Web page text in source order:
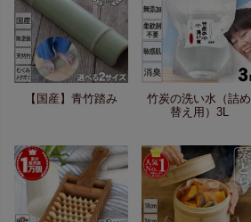
【国産】青竹踏み
竹炭の洗い水（詰め
替え用）3L